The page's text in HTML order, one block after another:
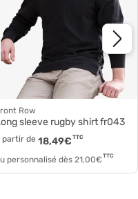
Front Row
Long sleeve rugby shirt fr043
partir de 18,49€ TTC
personnalisé dès 21,00€ TTC